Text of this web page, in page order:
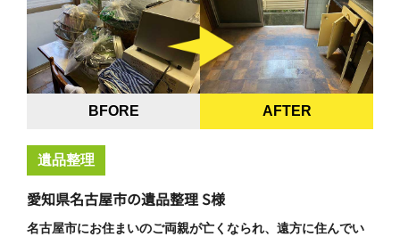
BFORE AFTER
遺品整理
愛知県名古屋市の遺品整理 S様
名古屋市にお住まいのご両親が亡くなられ、遠方に住んでい